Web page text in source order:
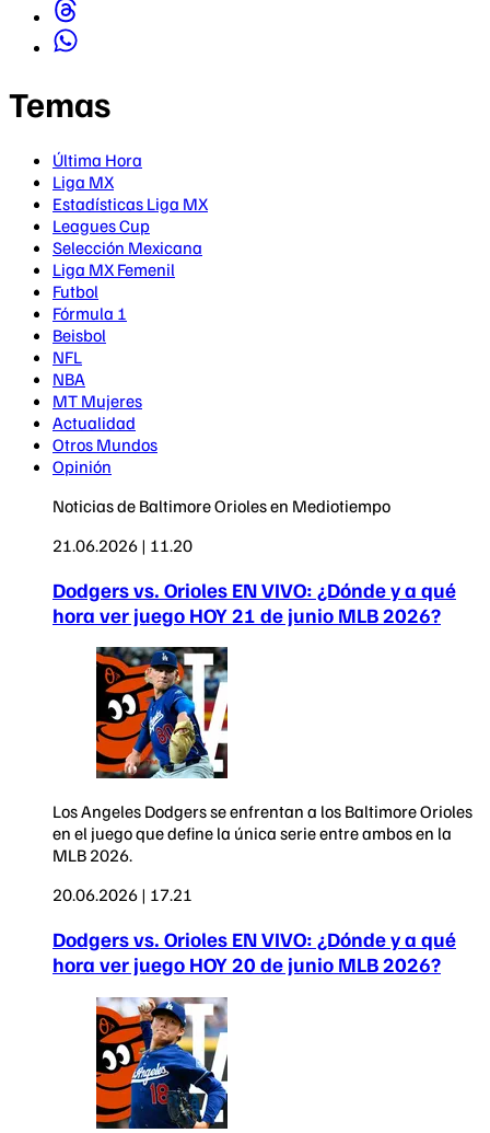
Temas
Última Hora
Liga MX
Estadísticas Liga MX
Leagues Cup
Selección Mexicana
Liga MX Femenil
Futbol
Fórmula 1
Beisbol
NFL
NBA
MT Mujeres
Actualidad
Otros Mundos
Opinión
Noticias de Baltimore Orioles en Mediotiempo
21.06.2026 | 11.20
Dodgers vs. Orioles EN VIVO: ¿Dónde y a qué
hora ver juego HOY 21 de junio MLB 2026?
Los Angeles Dodgers se enfrentan a los Baltimore Orioles
en el juego que define la única serie entre ambos en la
MLB 2026.
20.06.2026 | 17.21
Dodgers vs. Orioles EN VIVO: ¿Dónde y a qué
hora ver juego HOY 20 de junio MLB 2026?